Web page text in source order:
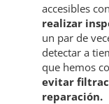
accesibles
realizar
un par de
detectar a
que hemos
evitar
reparación.